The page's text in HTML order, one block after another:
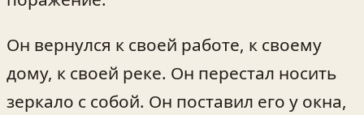
Он вернулся к своей работе, к своему
дому, к своей реке. Он перестал носить
зеркало с собой. Он поставил его у окна,